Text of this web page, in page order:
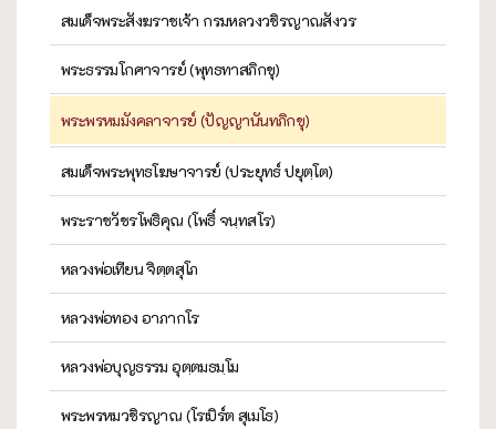
สมเด็จพระสังฆราชเจ้า กรมหลวงวชิรญาณสังวร
พระธรรมโกศาจารย์ (พุทธทาสภิกขุ)
พระพรหมมังคลาจารย์ (ปัญญานันทภิกขุ)
สมเด็จพระพุทธโฆษาจารย์ (ประยุทธ์ ปยุตฺโต)
พระราชวัชรโพธิคุณ (โพธิ์ จนฺทสโร)
หลวงพ่อเทียน จิตฺตสุโภ
หลวงพ่อทอง อาภากโร
หลวงพ่อบุญธรรม อุตฺตมธมฺโม
พระพรหมวชิรญาณ (โรเบิร์ต สุเมโธ)